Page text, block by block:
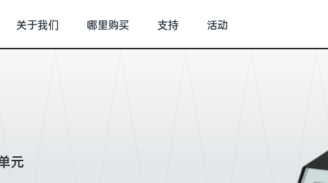
关于我们 哪里购买 支持 活动
元